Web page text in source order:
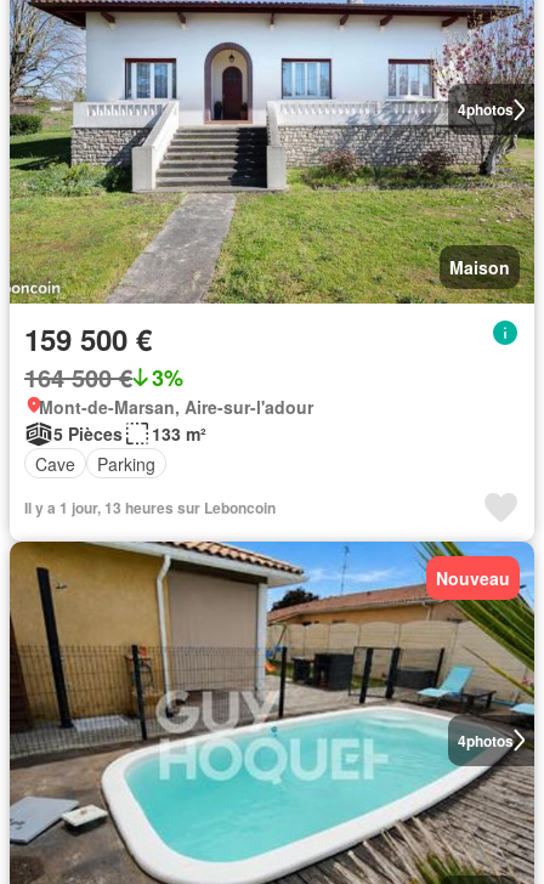
4photos
Maison
159 500 €
164 500 € 3%
Mont-de-Marsan, Aire-sur-l'adour
5 Pièces
133 m²
Cave
Parking
Il y a 1 jour, 13 heures sur Leboncoin
4photos
Nouveau